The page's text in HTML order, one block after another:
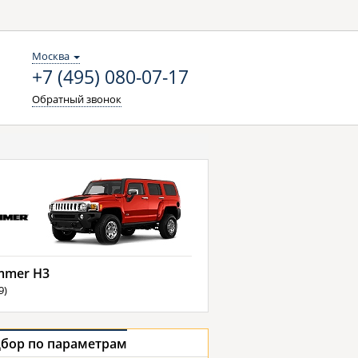
Москва
+7 (495) 080-07-17
Обратный звонок
H3
по параметрам